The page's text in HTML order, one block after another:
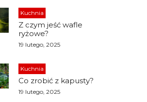
Kuchnia
Z czym jeść wafle
ryżowe?
19 lutego, 2025
Kuchnia
Co zrobić z kapusty?
19 lutego, 2025